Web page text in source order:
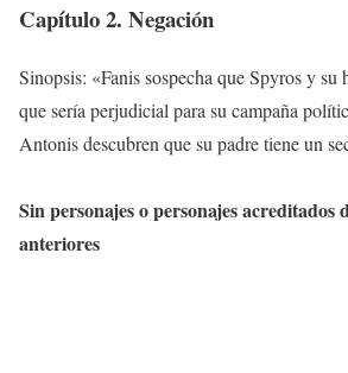
Capítulo 2. Negación
Sinopsis: «Fanis sospecha que Spyros y su
que sería perjudicial para su campaña
Antonis descubren que su padre tiene un
Sin personajes o personajes acreditados
anteriores